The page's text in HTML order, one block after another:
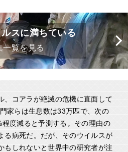
スに満ちている
一覧を見る
、コアラが絶滅の危機に直面して
家らは生息数は33万匹で、次の
度減ると予測する。その理由の
る病死だ。だが、そのウイルスが
もしれないと世界中の研究者が注